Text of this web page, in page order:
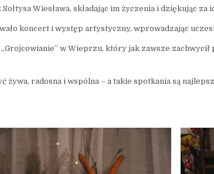
Wiesława, składając im życzenia i dziękując za
koncert i występ artystyczny, wprowadzając
w Wieprzu, który jak zawsze
radosna i wspólna – a takie spotkania są